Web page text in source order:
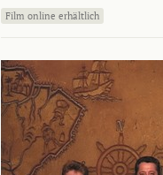
Film online erhältlich